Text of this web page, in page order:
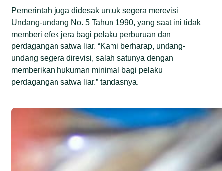
Pemerintah juga didesak untuk segera merevisi
Undang-undang No. 5 Tahun 1990, yang saat ini tidak
memberi efek jera bagi pelaku perburuan dan
perdagangan satwa liar. “Kami berharap, undang-
undang segera direvisi, salah satunya dengan
memberikan hukuman minimal bagi pelaku
perdagangan satwa liar,” tandasnya.